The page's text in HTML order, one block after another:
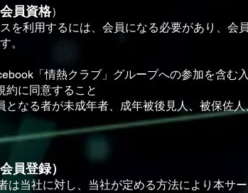
員資格）
を利⽤するには、会員になる必要があり、会
。
「情熱クラブ」グループへの参加を含む
約に同意すること
となる者が未成年者、成年被後⾒⼈、被保佐
員登録）
は当社に対し、当社が定める⽅法により本サ